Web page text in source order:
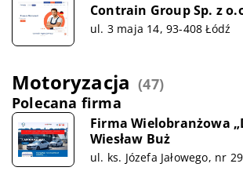
Contrain Group Sp. z
ul. 3 maja 14, 93-408 Łódź
Motoryzacja (47)
Polecana firma
Firma Wielobranżowa
Wiesław Buż
ul. ks. Józefa Jałowego, nr